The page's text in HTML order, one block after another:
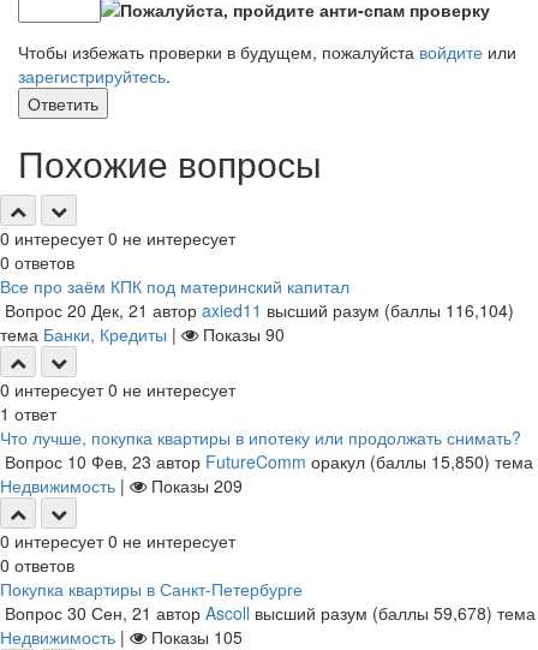
Чтобы избежать проверки в будущем, пожалуйста войдите или
зарегистрируйтесь.
Ответить
Похожие вопросы
0 интересует 0 не интересует
0 ответов
Все про заём КПК под материнский капитал
Вопрос 20 Дек, 21 автор axied11 высший разум (баллы 116,104)
тема Банки, Кредиты | Показы 90
0 интересует 0 не интересует
1 ответ
Что лучше, покупка квартиры в ипотеку или продолжать снимать?
Вопрос 10 Фев, 23 автор FutureComm оракул (баллы 15,850) тема
Недвижимость | Показы 209
0 интересует 0 не интересует
0 ответов
Покупка квартиры в Санкт-Петербурге
Вопрос 30 Сен, 21 автор Ascoll высший разум (баллы 59,678) тема
Недвижимость | Показы 105